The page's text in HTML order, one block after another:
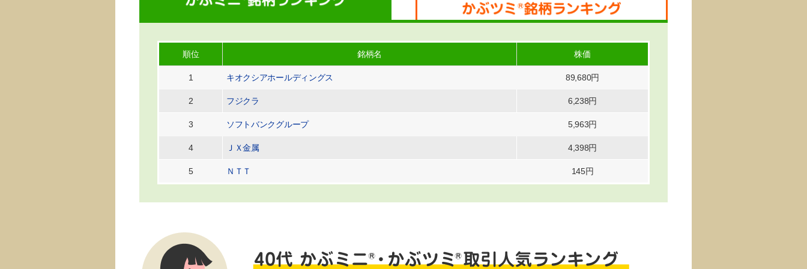
順位 銘柄名 株価
1 キオクシアホールディングス 89,680円
2 フジクラ 6,238円
3 ソフトバンクグループ 5,963円
4 ＪＸ金属 4,398円
5 ＮＴＴ 145円